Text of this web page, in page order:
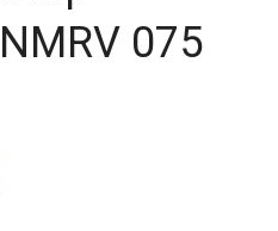
075